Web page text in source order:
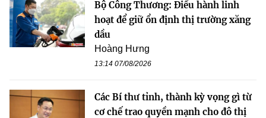
Bộ Công Thương: Điều hành linh
hoạt để giữ ổn định thị trường xăng
dầu
Hoàng Hưng
13:14 07/08/2026
Các Bí thư tỉnh, thành kỳ vọng gì từ
cơ chế trao quyền mạnh cho đô thị